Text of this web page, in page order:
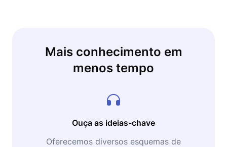
Mais conhecimento em
menos tempo
Ouça as ideias-chave
Oferecemos diversos esquemas de